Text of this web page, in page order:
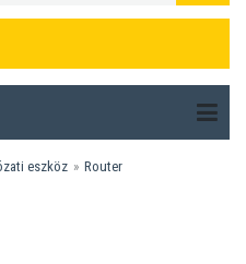
eszköz Router